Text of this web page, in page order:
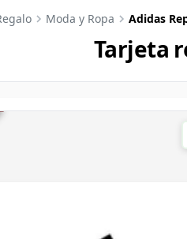
Moda y Ropa Adidas
Tarjeta